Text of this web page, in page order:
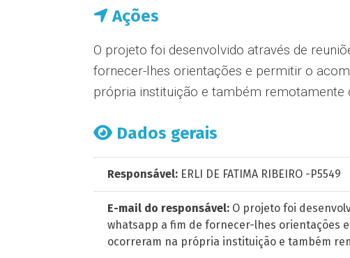
Ações
O projeto foi desenvolvido através de
fornecer-lhes orientações e permitir o
própria instituição e também remotamente
Dados gerais
Responsável: ERLI DE FATIMA RIBEIRO -P5549
E-mail do responsável: O projeto foi
whatsapp a fim de fornecer-lhes orientações
ocorreram na própria instituição e também